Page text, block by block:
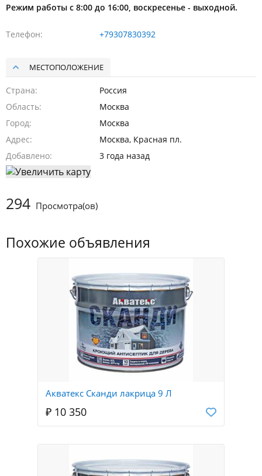
Похожие объявления
Акватекс Сканди лакрица 9 Л
₽ 10 350
Режим работы с 8:00 до 16:00, воскресенье - выходной.
Телефон +79307830392
МЕСТОПОЛОЖЕНИЕ
Страна
Россия
Область
Москва
Город
Москва
Адрес
Москва, Красная пл.
Добавлено
3 года назад
294 Просмотра(ов)